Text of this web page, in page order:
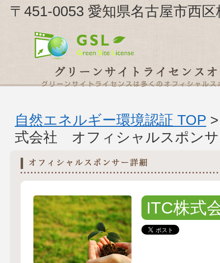
〒451-0053 愛知県名古屋市西
自然エネルギー環境認証 TOP
式会社 オフィシャルスポン
ITC株式